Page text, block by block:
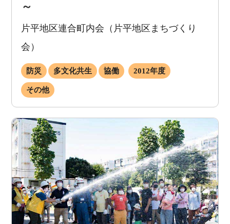
～
片平地区連合町内会（片平地区まちづくり
会）
防災 多文化共生 協働 2012年度
その他